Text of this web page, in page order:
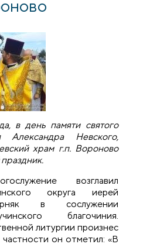
в день памяти святого
Александра Невского,
храм г.п. Вороново
возглавил
округа иерей
в сослужении
благочиния.
литургии произнес
он отметил: «В